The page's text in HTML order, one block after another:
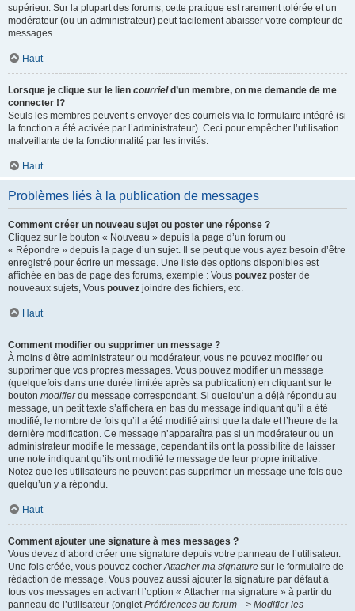
supérieur. Sur la plupart des forums, cette pratique est rarement tolérée et un
modérateur (ou un administrateur) peut facilement abaisser votre compteur de
messages.
Haut
Lorsque je clique sur le lien courrield’un membre, on me demande de me
connecter !?
Seuls les membres peuvent s’envoyer des courriels via le formulaire intégré (si
la fonction a été activée par l’administrateur). Ceci pour empêcher l’utilisation
malveillante de la fonctionnalité par les invités.
Haut
Problèmes liés à la publication de messages
Comment créer un nouveau sujet ou poster une réponse ?
Cliquez sur le bouton « Nouveau » depuis la page d’un forum ou
« Répondre » depuis la page d’un sujet. Il se peut que vous ayez besoin d’être
enregistré pour écrire un message. Une liste des options disponibles est
affichée en bas de page des forums, exemple : Vous pouvez poster de
nouveaux sujets, Vous pouvez joindre des fichiers, etc.
Haut
Comment modifier ou supprimer un message ?
À moins d’être administrateur ou modérateur, vous ne pouvez modifier ou
supprimer que vos propres messages. Vous pouvez modifier un message
(quelquefois dans une durée limitée après sa publication) en cliquant sur le
bouton modifierdu message correspondant. Si quelqu’un a déjà répondu au
message, un petit texte s’affichera en bas du message indiquant qu’il a été
modifié, le nombre de fois qu’il a été modifié ainsi que la date et l’heure de la
dernière modification. Ce message n’apparaîtra pas si un modérateur ou un
administrateur modifie le message, cependant ils ont la possibilité de laisser
une note indiquant qu’ils ont modifié le message de leur propre initiative.
Notez que les utilisateurs ne peuvent pas supprimer un message une fois que
quelqu’un y a répondu.
Haut
Comment ajouter une signature à mes messages ?
Vous devez d’abord créer une signature depuis votre panneau de l’utilisateur.
Une fois créée, vous pouvez cocherAttacher ma signature sur le formulaire de
rédaction de message. Vous pouvez aussi ajouter la signature par défaut à
tous vos messages en activant l’option « Attacher ma signature » à partir du
panneau de l’utilisateur (ongletPréférences du forum --> Modifier les